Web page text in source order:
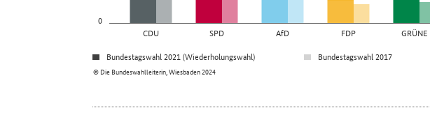
0
CDU SPD AfD FDP GRÜNE
© Die Bundeswahlleiterin, Wiesbaden 2024
Bundestagswahl 2021 (Wiederholungswahl)
Bundestagswahl 2017